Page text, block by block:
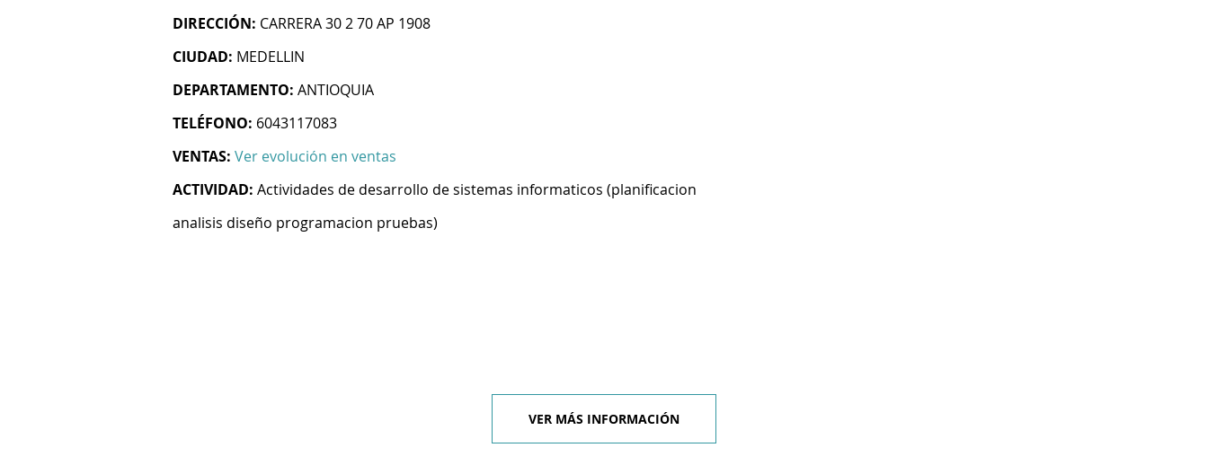
DIRECCIÓN: CARRERA 30 2 70 AP 1908
CIUDAD: MEDELLIN
DEPARTAMENTO: ANTIOQUIA
TELÉFONO: 6043117083
VENTAS: Ver evolución en ventas
ACTIVIDAD: Actividades de desarrollo de sistemas informaticos (planificacion
analisis diseño programacion pruebas)
VER MÁS INFORMACIÓN